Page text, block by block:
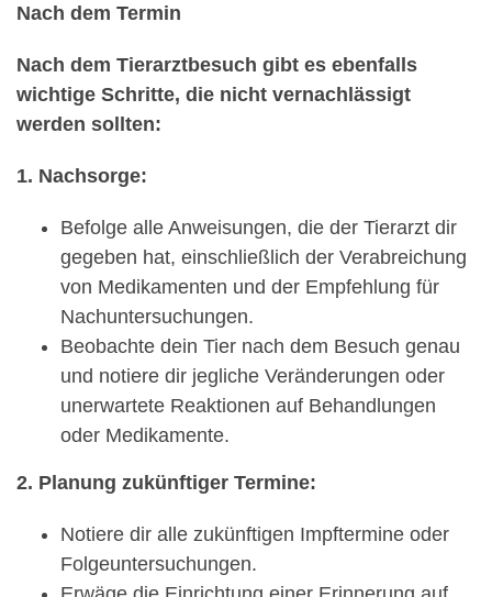
Nach dem Termin
Nach dem Tierarztbesuch gibt es ebenfalls
wichtige Schritte, die nicht vernachlässigt
werden sollten:
1. Nachsorge:
Befolge alle Anweisungen, die der Tierarzt dir
gegeben hat, einschließlich der Verabreichung
von Medikamenten und der Empfehlung für
Nachuntersuchungen.
Beobachte dein Tier nach dem Besuch genau
und notiere dir jegliche Veränderungen oder
unerwartete Reaktionen auf Behandlungen
oder Medikamente.
2. Planung zukünftiger Termine:
Notiere dir alle zukünftigen Impftermine oder
Folgeuntersuchungen.